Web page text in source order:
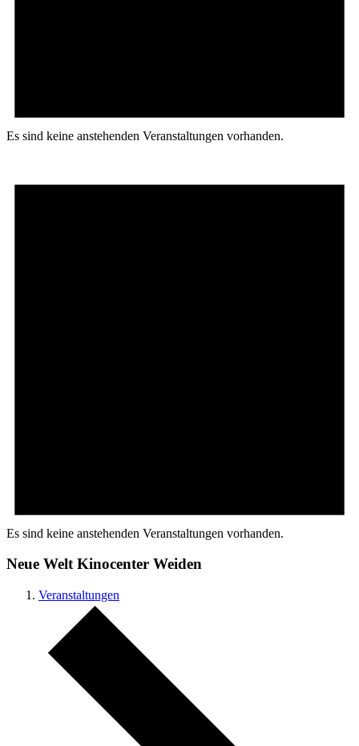
Es sind keine anstehenden Veranstaltungen vorhanden.
Es sind keine anstehenden Veranstaltungen vorhanden.
Neue Welt Kinocenter Weiden
Veranstaltungen